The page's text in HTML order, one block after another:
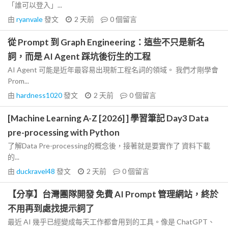
「誰可以登入」...
由 ryanvale發文 2 天前 0個留言
從 Prompt 到 Graph Engineering：這些不只是新名
詞，而是 AI Agent 踩坑後衍生的工程
AI Agent 可能是近年最容易出現新工程名詞的領域。 我們才剛學會
Prom...
由 hardness1020發文 2 天前 0個留言
[Machine Learning A-Z [2026] ] 學習筆記 Day3 Data
pre-processing with Python
了解Data Pre-processing的概念後，接著就是要實作了 資料下載
的...
由 duckravel48 發文 2 天前 0個留言
【分享】台灣團隊開發 免費 AI Prompt 管理網站，終於
不用再到處找提示詞了
最近 AI 幾乎已經變成每天工作都會用到的工具。像是 ChatGPT、